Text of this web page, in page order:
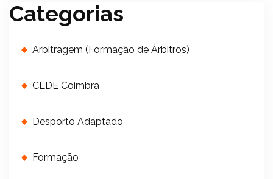
Categorias
Arbitragem (Formação de Árbitros)
CLDE Coimbra
Desporto Adaptado
Formação